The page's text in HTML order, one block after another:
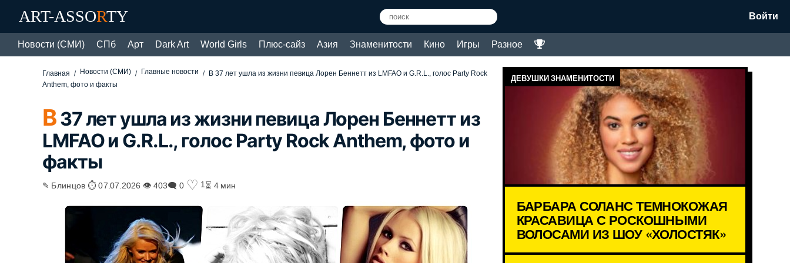
ART-ASSORTY Войти
Новости (СМИ) СПб Арт Dark Art World Girls Плюс-сайз Азия Знаменитости Кино Игры Разное
Главная Новости (СМИ) Главные новости
В 37 лет ушла из жизни певица Лорен Беннетт из LMFAO и G.R.L., голос Party Rock
Anthem, фото и факты
В37 лет ушла из жизни певица Лорен Беннетт из
LMFAO и G.R.L., голос Party Rock Anthem, фото и
факты
✎ Блинцов ⏱ 07.07.2026 👁 403🗨 0 ♡ 1 ⏳ 4 мин
ДЕВУШКИ ЗНАМЕНИТОСТИ
БАРБАРА СОЛАНС ТЕМНОКОЖАЯ
КРАСАВИЦА С РОСКОШНЫМИ
ВОЛОСАМИ ИЗ ШОУ «ХОЛОСТЯК»